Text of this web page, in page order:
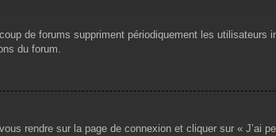
de forums suppriment périodiquement les utilisateurs
du forum.
rendre sur la page de connexion et cliquer sur « J’ai